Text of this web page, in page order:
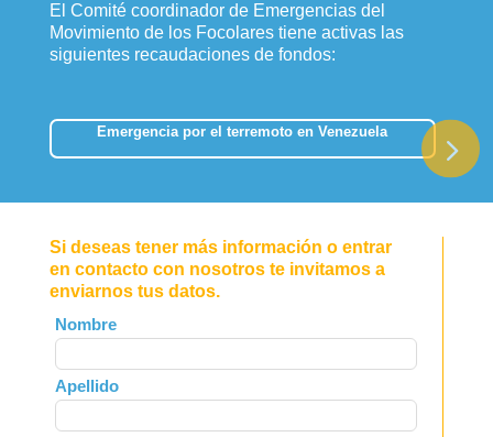
El Comité coordinador de Emergencias del
Movimiento de los Focolares tiene activas las
siguientes recaudaciones de fondos:
Emergencia por el terremoto en Venezuela
Si deseas tener más información o entrar
en contacto con nosotros te invitamos a
enviarnos tus datos.
Leave
this
field
blank
Nombre
Apellido